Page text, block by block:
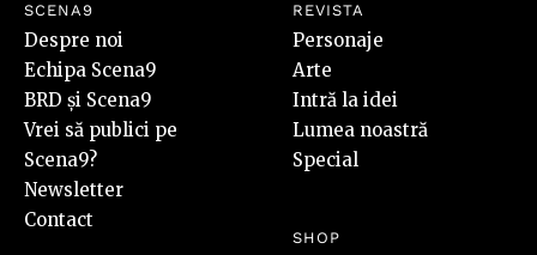
SCENA9
Despre noi
Echipa Scena9
BRD și Scena9
Vrei să publici pe
Scena9?
Newsletter
Contact
REVISTA
Personaje
Arte
Intră la idei
Lumea noastră
Special
SHOP